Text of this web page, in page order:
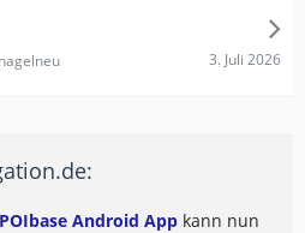
3. Juli 2026
Android App kann nun